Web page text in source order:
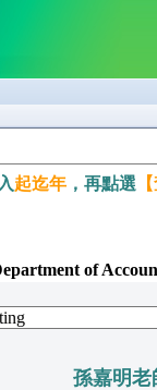
起迄年 ，再點選
of
孫嘉明老